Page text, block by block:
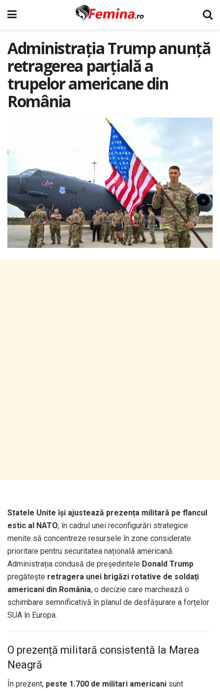
Administrația Trump anunță
retragerea parțială a
trupelor americane din
România
Statele Unite își ajustează prezența militară pe flancul
estic al NATO, în cadrul unei reconfigurări strategice
menite să concentreze resursele în zone considerate
prioritare pentru securitatea națională americană.
Administrația condusă de președintele Donald Trump
pregătește retragera unei brigăzi rotative de soldați
americani din România, o decizie care marchează o
schimbare semnificativă în planul de desfășurare a forțelor
SUA în Europa.
O prezență militară consistentă la Marea
Neagră
În prezent, peste 1.700 de militari americani sunt